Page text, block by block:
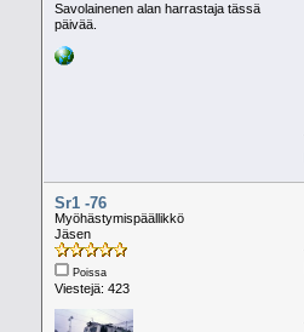
Savolainenen alan harrastaja tässä
päivää.
Sr1 -76
Myöhästymispäällikkö
Jäsen
Poissa
Viestejä: 423